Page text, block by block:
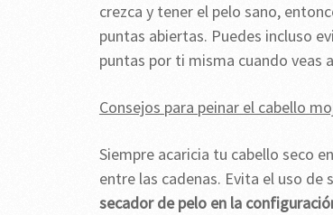
crezca y tener el pelo sano,
puntas abiertas. Puedes incluso
puntas por ti misma cuando veas
Consejos para peinar el cabello
Siempre acaricia tu cabello seco
entre las cadenas. Evita el uso
secador de pelo en la